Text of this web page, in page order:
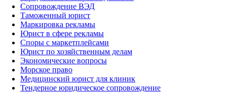
Сопровождение ВЭД
Таможенный юрист
Маркировка рекламы
Юрист в сфере рекламы
Споры с маркетплейсами
Юрист по хозяйственным делам
Экономические вопросы
Морское право
Медицинский юрист для клиник
Тендерное юридическое сопровождение